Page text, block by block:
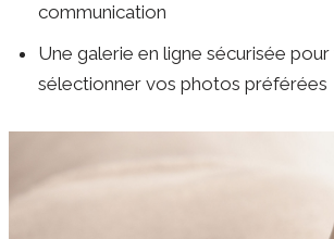
communication
Une galerie en ligne sécurisée
sélectionner vos photos préférées